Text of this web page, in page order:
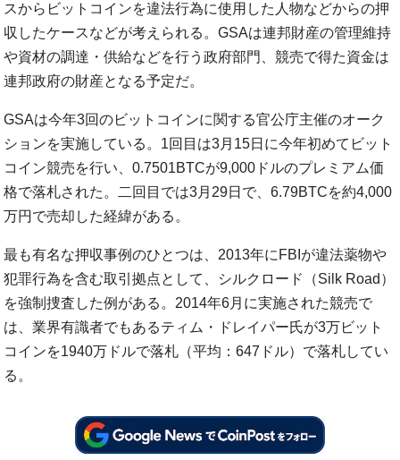
スからビットコインを違法行為に使用した人物などからの押
収したケースなどが考えられる。GSAは連邦財産の管理維持
や資材の調達・供給などを行う政府部門、競売で得た資金は
連邦政府の財産となる予定だ。
GSAは今年3回のビットコインに関する官公庁主催のオーク
ションを実施している。1回目は3月15日に今年初めてビット
コイン競売を行い、0.7501BTCが9,000ドルのプレミアム価
格で落札された。二回目では3月29日で、6.79BTCを約4,000
万円で売却した経緯がある。
最も有名な押収事例のひとつは、2013年にFBIが違法薬物や
犯罪行為を含む取引拠点として、シルクロード（Silk Road）
を強制捜査した例がある。2014年6月に実施された競売で
は、業界有識者でもあるティム・ドレイパー氏が3万ビット
コインを1940万ドルで落札（平均：647ドル）で落札してい
る。